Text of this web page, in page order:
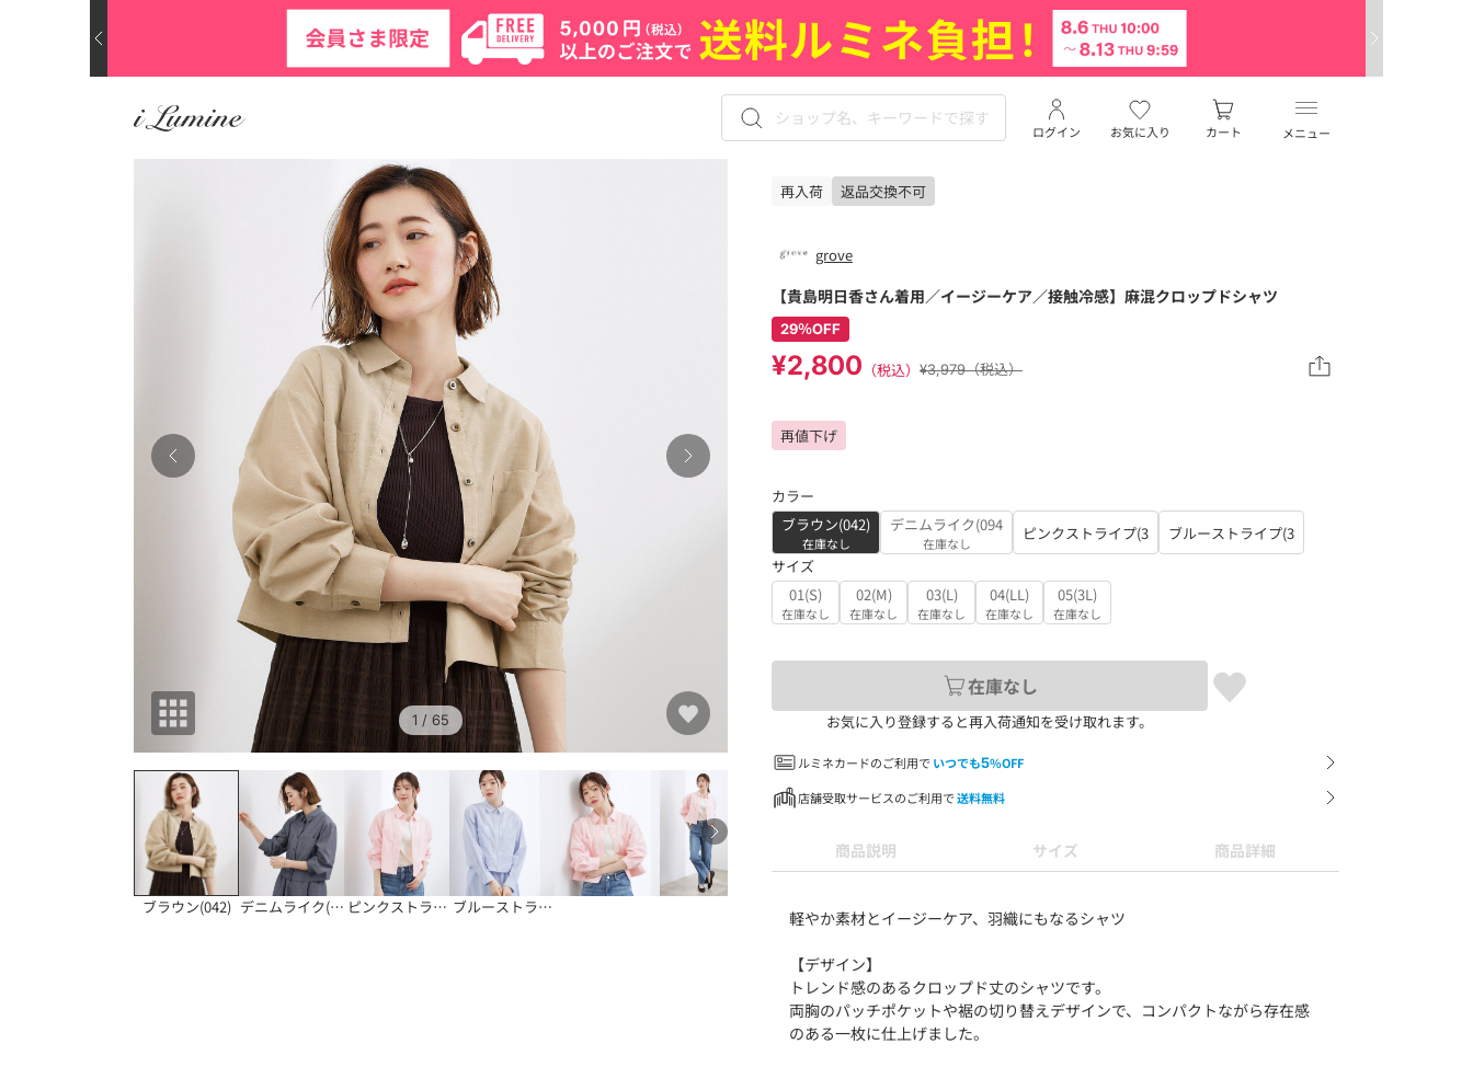
メニュー
お気に入り
ログイン カート
再入荷 返品交換不可
1 / 65
ブラウン(042) デニムライク(094ピンクストライプ(3ブルーストライプ(3
grove
【貴島明日香さん着用／イージーケア／接触冷感】麻混クロップドシャツ
29％OFF
¥2,800 （税込） ¥3,979（税込）
再値下げ
カラー
ブラウン(042)
在庫なし
デニムライク(094
在庫なし ピンクストライプ(3
ブルーストライプ(3
サイズ
01(S)
在庫なし
02(M)
在庫なし
03(L)
在庫なし
04(LL)
在庫なし
05(3L)
在庫なし
在庫なし
お気に入り登録すると再入荷通知を受け取れます。
ルミネカードのご利用で いつでも5%OFF
店舗受取サービスのご利用で送料無料
商品説明 サイズ 商品詳細
軽やか素材とイージーケア、羽織にもなるシャツ
【デザイン】
トレンド感のあるクロップド丈のシャツです。
両胸のパッチポケットや裾の切り替えデザインで、コンパクトながら存在感
のある一枚に仕上げました。